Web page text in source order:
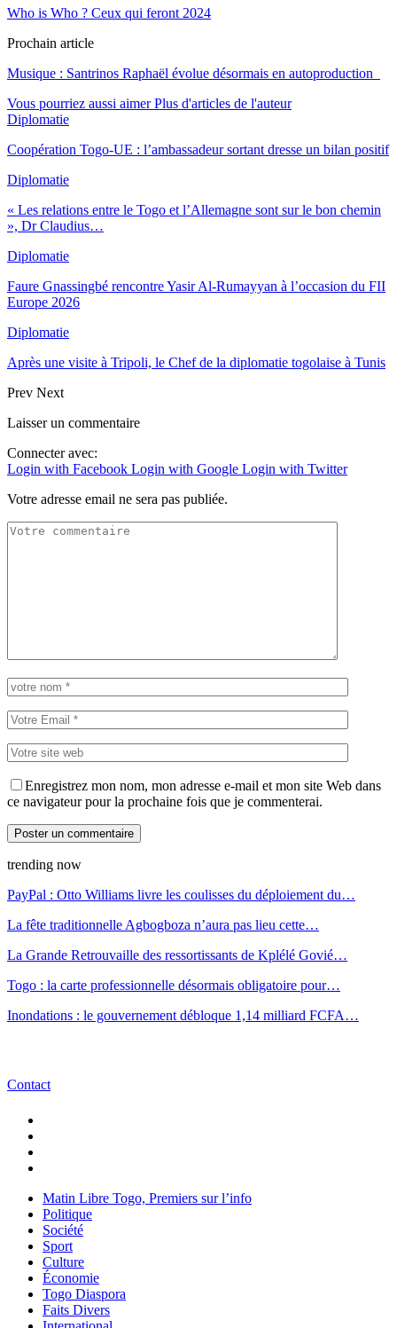
Who is Who ? Ceux qui feront 2024
Prochain article
Musique : Santrinos Raphaël évolue désormais en autoproduction
Vous pourriez aussi aimer Plus d'articles de l'auteur
Diplomatie
Coopération Togo-UE : l’ambassadeur sortant dresse un bilan positif
Diplomatie
« Les relations entre le Togo et l’Allemagne sont sur le bon chemin
», Dr Claudius…
Diplomatie
Faure Gnassingbé rencontre Yasir Al-Rumayyan à l’occasion du FII
Europe 2026
Diplomatie
Après une visite à Tripoli, le Chef de la diplomatie togolaise à Tunis
Prev Next
Laisser un commentaire
Connecter avec:
Login with Facebook Login with Google Login with Twitter
Votre adresse email ne sera pas publiée.
Enregistrez mon nom, mon adresse e-mail et mon site Web dans
ce navigateur pour la prochaine fois que je commenterai.
trending now
PayPal : Otto Williams livre les coulisses du déploiement du…
La fête traditionnelle Agbogboza n’aura pas lieu cette…
La Grande Retrouvaille des ressortissants de Kplélé Govié…
Togo : la carte professionnelle désormais obligatoire pour…
Inondations : le gouvernement débloque 1,14 milliard FCFA…
Contact
Matin Libre Togo, Premiers sur l’info
Politique
Société
Sport
Culture
Économie
Togo Diaspora
Faits Divers